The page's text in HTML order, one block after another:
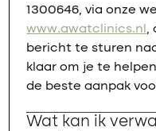
1300646, via onze
www.awatclinics.nl ,
bericht te sturen
klaar om je te
de beste aanpak
Wat kan ik